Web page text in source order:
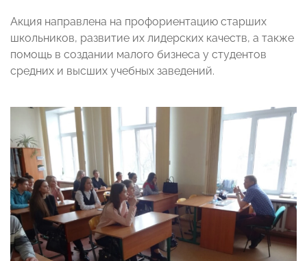
Акция направлена на профориентацию старших
школьников, развитие их лидерских качеств, а также
помощь в создании малого бизнеса у студентов
средних и высших учебных заведений.